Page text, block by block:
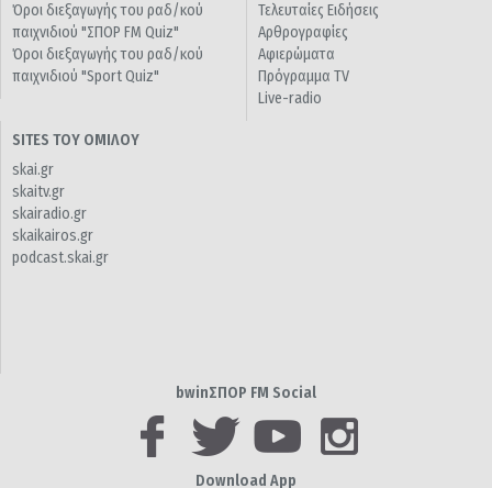
Όροι διεξαγωγής του ραδ/κού
παιχνιδιού "ΣΠΟΡ FM Quiz"
Όροι διεξαγωγής του ραδ/κού
παιχνιδιού "Sport Quiz"
Τελευταίες Ειδήσεις
Αρθρογραφίες
Αφιερώματα
Πρόγραμμα TV
Live-radio
SITES ΤΟΥ ΟΜΙΛΟΥ
skai.gr
skaitv.gr
skairadio.gr
skaikairos.gr
podcast.skai.gr
bwinΣΠΟΡ FM Social
Download App